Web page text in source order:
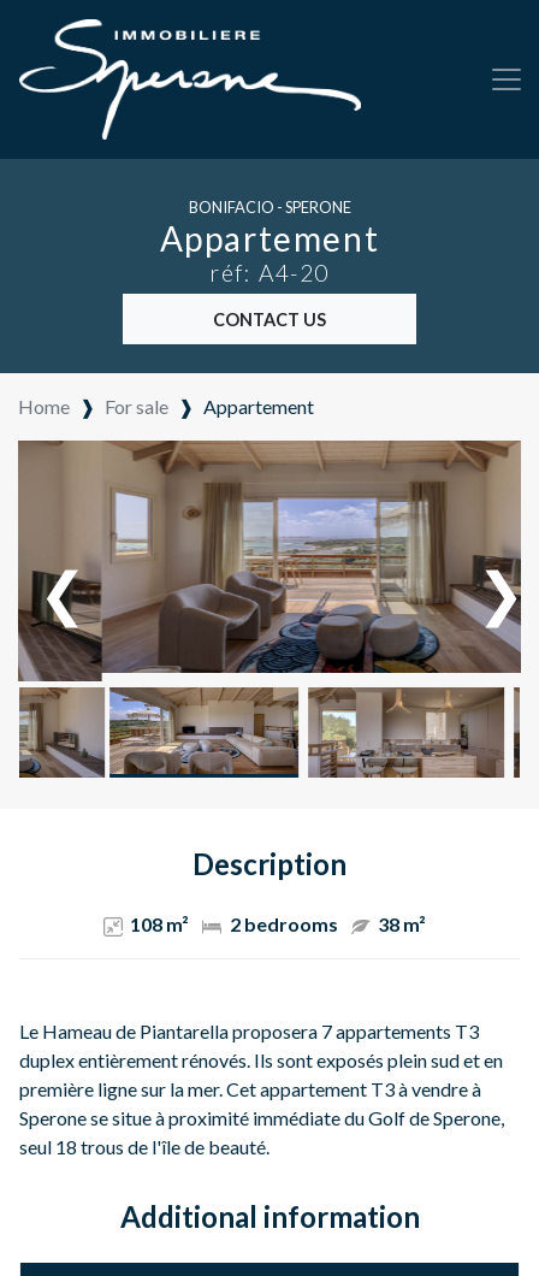
BONIFACIO - SPERONE
Appartement
réf: A4-20
CONTACT US
Home ❱ For sale ❱ Appartement
Description
108 m² 2 bedrooms 38 m²
Le Hameau de Piantarella proposera 7 appartements T3
duplex entièrement rénovés. Ils sont exposés plein sud et en
première ligne sur la mer. Cet appartement T3 à vendre à
Sperone se situe à proximité immédiate du Golf de Sperone,
seul 18 trous de l'île de beauté.
Additional information